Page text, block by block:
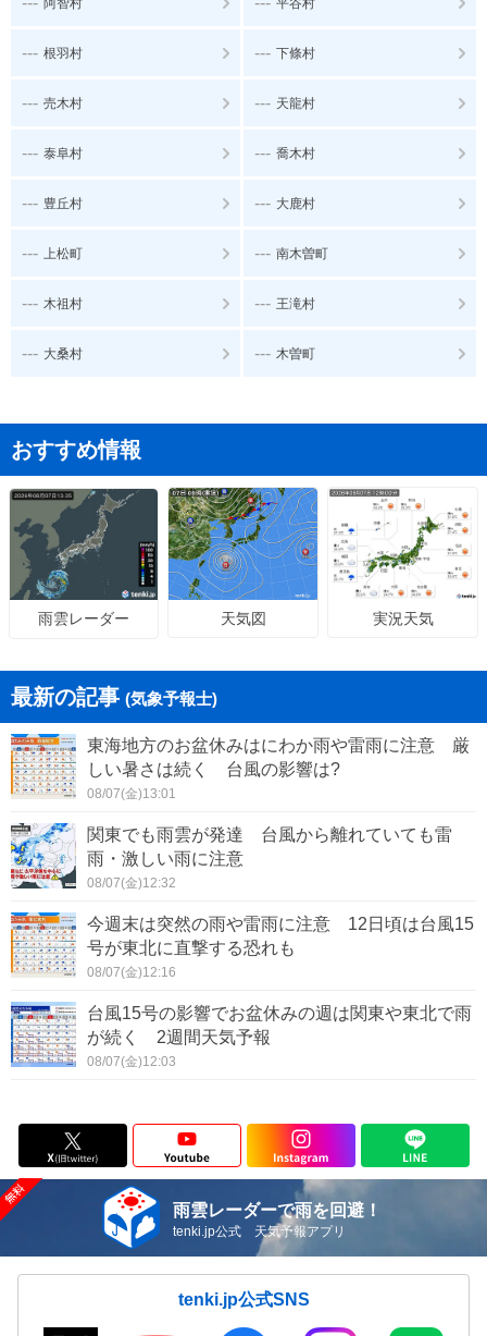
--- 根羽村 --- 下條村
--- 売木村 --- 天龍村
--- 泰阜村 --- 喬木村
--- 豊丘村 --- 大鹿村
--- 上松町 --- 南木曽町
--- 木祖村 --- 王滝村
--- 大桑村 --- 木曽町
おすすめ情報
雨雲レーダー 天気図 実況天気
最新の記事 (気象予報士)
東海地方のお盆休みはにわか雨や雷雨に注意 厳
しい暑さは続く 台風の影響は?
08/07(金)13:01
関東でも雨雲が発達 台風から離れていても雷
雨・激しい雨に注意
08/07(金)12:32
今週末は突然の雨や雷雨に注意 12日頃は台風15
号が東北に直撃する恐れも
08/07(金)12:16
台風15号の影響でお盆休みの週は関東や東北で雨
が続く 2週間天気予報
08/07(金)12:03
雨雲レーダーで雨を回避！
tenki.jp公式 天気予報アプリ
tenki.jp公式SNS